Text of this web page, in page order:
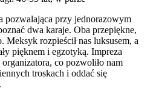
pozwalająca przy jednorazowym
dwa karaje. Oba przepiękne,
rozpieścił nas luksusem, a
pięknem i egzotyką. Impreza
co pozwoliło nam
troskach i oddać się